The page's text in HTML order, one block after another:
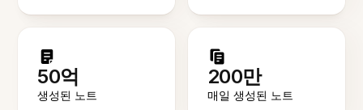
50억
생성된 노트
200만
매일 생성된 노트